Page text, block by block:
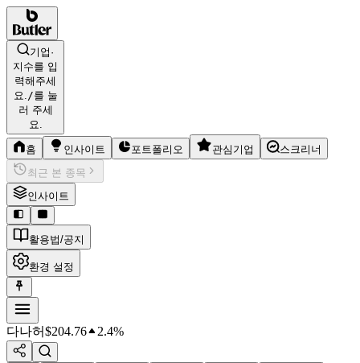
기업·
지수를 입
력해주세
요./를 눌
러 주세
요.
홈 인사이트 포트폴리오 관심기업
스크리너
최근 본 종목
인사이트
활용법/공지
환경 설정
다나허$204.76 2.4%